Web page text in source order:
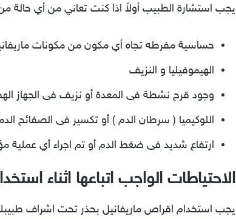
يجب استشارة الطبيب أولاً اذا كنت تعاني من أي حالة من
حساسية مفرطه تجاه أي مكون من مكونات
الهيموفيليا و النزيف
وجود قرح نشطة فى المعدة أو نزيف فى الجهاز
اللوكيميا ( سرطان الدم ) أو تكسير فى الصفائح
ارتفاع شديد فى ضغط الدم أو تم اجراء أي عملية
الاحتياطات الواجب اتباعها اثناء
يجب استخدام اقراص ماريفانيل بحذر تحت اشراف